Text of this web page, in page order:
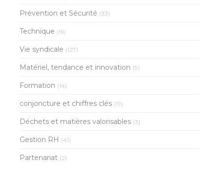
Prévention et Sécurité (33)
Technique (16)
Vie syndicale (127)
Matériel, tendance et innovation (9)
Formation (14)
conjoncture et chiffres clés (19)
Déchets et matières valorisables (3)
Gestion RH (41)
Partenariat (2)